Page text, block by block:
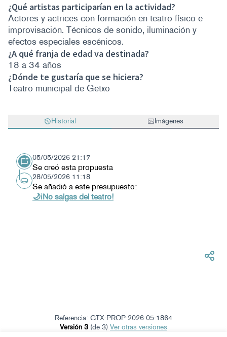
¿Qué artistas participarían en la actividad?
Actores y actrices con formación en teatro físico e
improvisación. Técnicos de sonido, iluminación y
efectos especiales escénicos.
¿A qué franja de edad va destinada?
18 a 34 años
¿Dónde te gustaría que se hiciera?
Teatro municipal de Getxo
Historial Imágenes
05/05/2026 21:17
Se creó esta propuesta
28/05/2026 11:18
Se añadió a este presupuesto:
🌙¡No salgas del teatro!
Referencia: GTX-PROP-2026-05-1864
Versión 3 (de 3)
ver otras versiones